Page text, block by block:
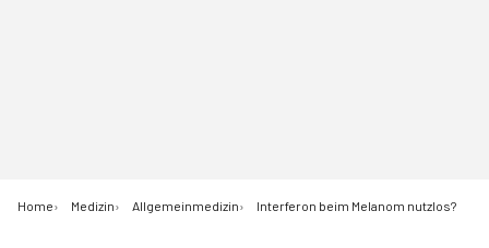
Home Medizin Allgemeinmedizin Interferon beim Melanom nutzlos?